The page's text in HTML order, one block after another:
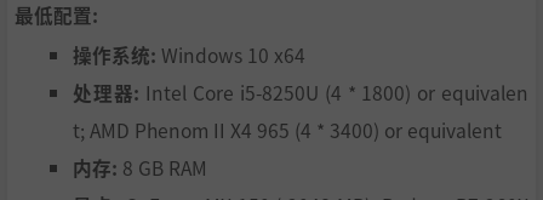
最低配置:
操作系统: Windows 10 x64
处理器: Intel Core i5-8250U (4 * 1800) or equivalen
t; AMD Phenom II X4 965 (4 * 3400) or equivalent
内存: 8 GB RAM